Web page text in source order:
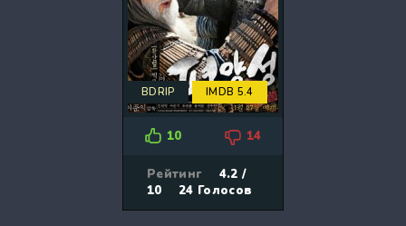
BDRIP IMDB 5.4
10 14
Рейтинг
4.2 /
10
24 Голосов